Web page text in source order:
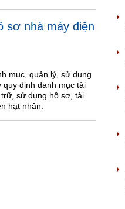
sơ nhà máy điện
mục, quản lý, sử dụng
định danh mục tài
sử dụng hồ sơ, tài
hạt nhân.